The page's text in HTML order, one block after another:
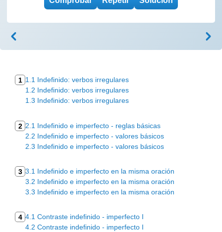
1 1.1 Indefinido: verbos irregulares
1.2 Indefinido: verbos irregulares
1.3 Indefinido: verbos irregulares
2 2.1 Indefinido e imperfecto - reglas básicas
2.2 Indefinido e imperfecto - valores básicos
2.3 Indefinido e imperfecto - valores básicos
3 3.1 Indefinido e imperfecto en la misma oración
3.2 Indefinido e imperfecto en la misma oración
3.3 Indefinido e imperfecto en la misma oración
4 4.1 Contraste indefinido - imperfecto I
4.2 Contraste indefinido - imperfecto I